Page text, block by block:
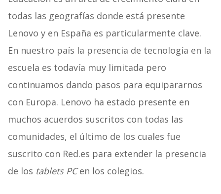
todas las geografías donde está presente
Lenovo y en España es particularmente clave.
En nuestro país la presencia de tecnología en la
escuela es todavía muy limitada pero
continuamos dando pasos para equipararnos
con Europa. Lenovo ha estado presente en
muchos acuerdos suscritos con todas las
comunidades, el último de los cuales fue
suscrito con Red.es para extender la presencia
de los tablets PCen los colegios.